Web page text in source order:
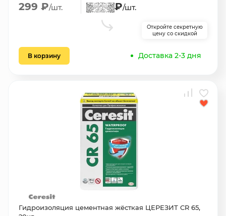
299 ₽/шт. ₽/шт.
Откройте секретную
цену со скидкой
В корзину Доставка 2-3 дня
Гидроизоляция цементная жёсткая ЦЕРЕЗИТ CR 65,